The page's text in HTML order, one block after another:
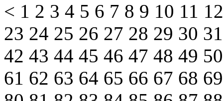
< 1 2 3 4 5 6 7 8 9 10 11
23 24 25 26 27 28 29 30
42 43 44 45 46 47 48 49
61 62 63 64 65 66 67 68